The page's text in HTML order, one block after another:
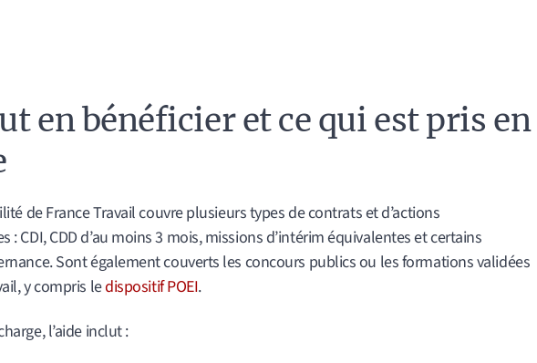
en bénéficier et ce qui est pris en
de France Travail couvre plusieurs types de contrats et d’actions
: CDI, CDD d’au moins 3 mois, missions d’intérim équivalentes et certains
Sont également couverts les concours publics ou les formations validées
y compris ledispositif POEI.
l’aide inclut :